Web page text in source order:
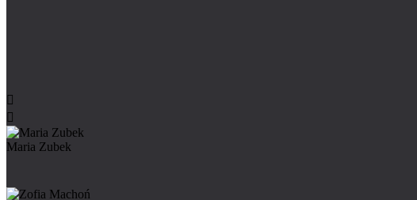


Maria Zubek